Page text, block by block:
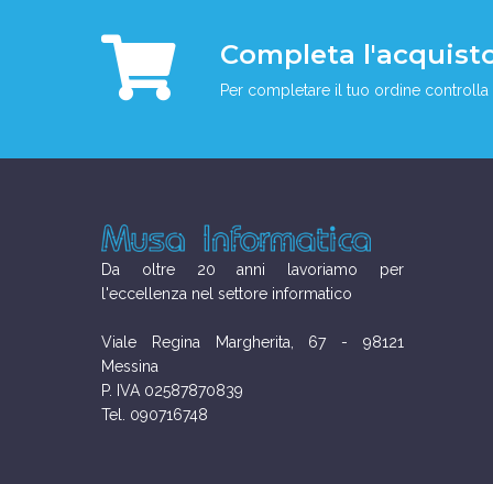
Completa
Per completare il tuo ordine
Da oltre 20 anni lavoriamo per
l'eccellenza nel settore informatico
Viale Regina Margherita, 67 - 98121
Messina
P. IVA 02587870839
Tel. 090716748